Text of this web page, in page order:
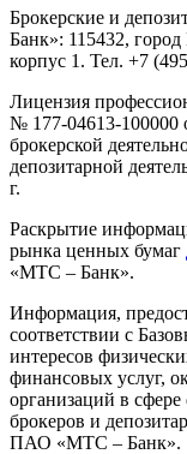
Брокерские и
Банк»: 115432,
корпус 1. Тел. +7
Лицензия
№ 177-04613-100000
брокерской
депозитарной
г.
Раскрытие
рынка ценных бумаг
«МТС – Банк».
Информация,
соответствии с
интересов
финансовых услуг,
организаций в
брокеров и
ПАО «МТС – Банк».